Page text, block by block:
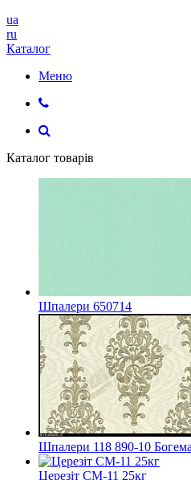
ua
ru
Каталог
Меню
Каталог товарів
Шпалери 650714
Шпалери 118 890-10 Богема
Церезіт СМ-11 25кг